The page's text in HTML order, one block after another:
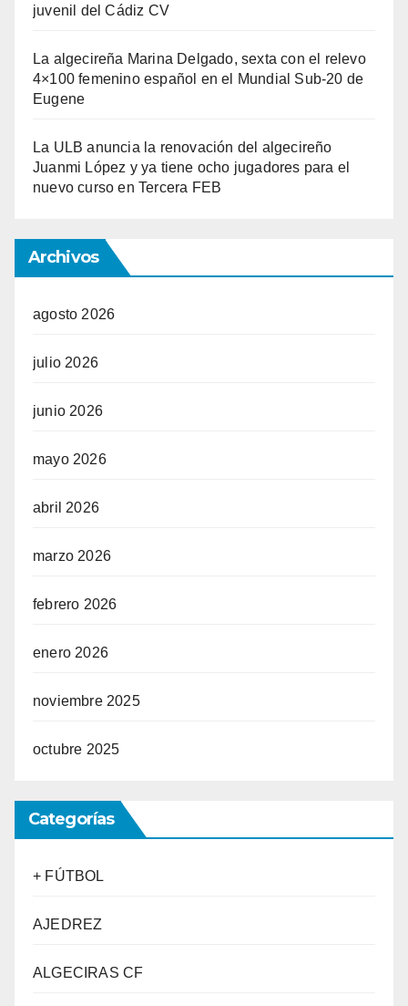
juvenil del Cádiz CV
La algecireña Marina Delgado, sexta con el relevo
4×100 femenino español en el Mundial Sub-20 de
Eugene
La ULB anuncia la renovación del algecireño
Juanmi López y ya tiene ocho jugadores para el
nuevo curso en Tercera FEB
Archivos
agosto 2026
julio 2026
junio 2026
mayo 2026
abril 2026
marzo 2026
febrero 2026
enero 2026
noviembre 2025
octubre 2025
Categorías
+ FÚTBOL
AJEDREZ
ALGECIRAS CF